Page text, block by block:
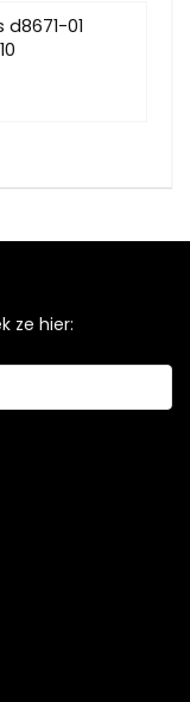
01
ze hier: